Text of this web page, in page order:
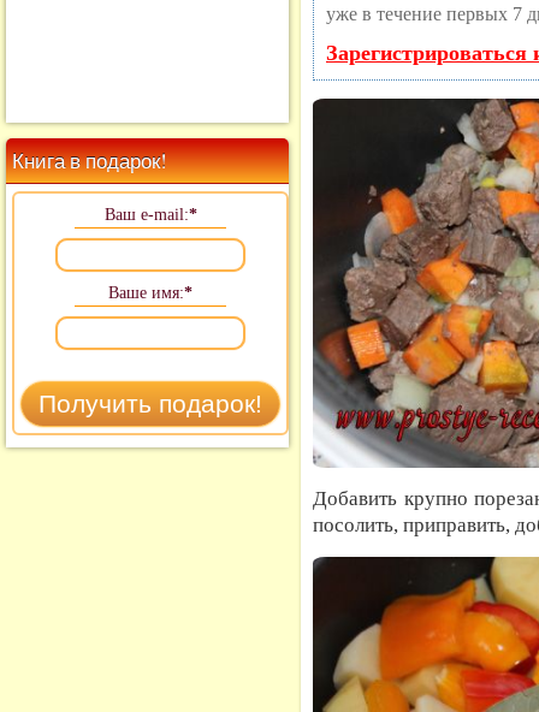
Книга в подарок!
Ваш e-mail:*
Ваше имя:*
уже в течение первых 7
Добавить крупно
посолить, приправить,